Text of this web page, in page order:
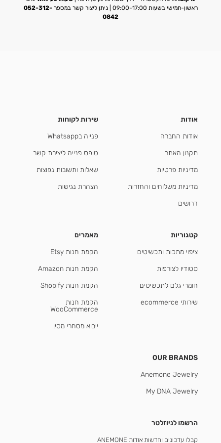
ראשון-חמישי בשעות 09:00-17:00 | ניתן ליצור קשר במספר
052-312-
0842
אודות
אודות החברה
תקנון האתר
מדיניות פרטיות
מדיניות משלוחים והחזרות
דרושים
שירות לקוחות
פנייה בWhatsapp
טופס פנייה ליצירת קשר
שאלות ותשובות נפוצות
הצהרת נגישות
קטגוריות
ציפוי מתכות ותכשיטים
סטודיו לצורפות
חומרי גלם לתכשיטים
שירותי ecommerce
מאמרים
הקמת חנות Etsy
הקמת חנות Amazon
הקמת חנות Shopify
הקמת חנות
WooCommerce
ייבוא מסחרי מסין
OUR BRANDS
Anemone Jewelry
My DNA Jewelry
הרשמו לניוזלטר
קבלו עדכונים וחדשות אודות ANEMONE